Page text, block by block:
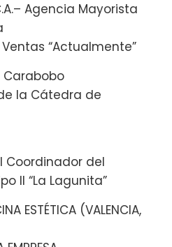
Agencia Mayorista
Ventas “Actualmente”
Carabobo
la Cátedra de
Coordinador del
II “La Lagunita”
ESTÉTICA (VALENCIA,